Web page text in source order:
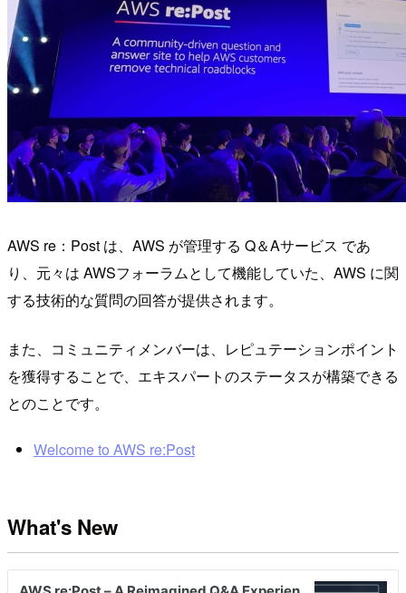
AWS re：Post は、AWS が管理する Q＆Aサービス であ
り、元々は AWSフォーラムとして機能していた、AWS に関
する技術的な質問の回答が提供されます。
また、コミュニティメンバーは、レピュテーションポイント
を獲得することで、エキスパートのステータスが構築できる
とのことです。
Welcome to AWS re:Post
What's New